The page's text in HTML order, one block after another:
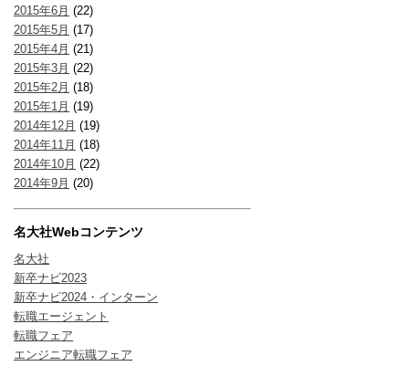
2015年6月 (22)
2015年5月 (17)
2015年4月 (21)
2015年3月 (22)
2015年2月 (18)
2015年1月 (19)
2014年12月 (19)
2014年11月 (18)
2014年10月 (22)
2014年9月 (20)
名大社Webコンテンツ
名大社
新卒ナビ2023
新卒ナビ2024・インターン
転職エージェント
転職フェア
エンジニア転職フェア